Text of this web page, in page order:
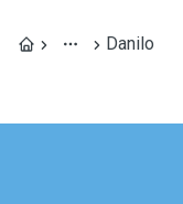
Danilo